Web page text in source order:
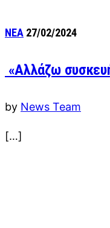
ΝΕΑ 27/02/2024
«Αλλάζω
by News Team
[…]